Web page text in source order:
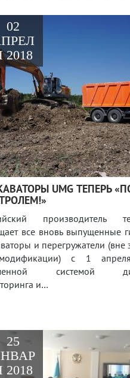
02
2018
UMG ТЕПЕРЬ
производитель
все вновь выпущенные
и перегружатели (вне
с 1
системой
и…
25
2018